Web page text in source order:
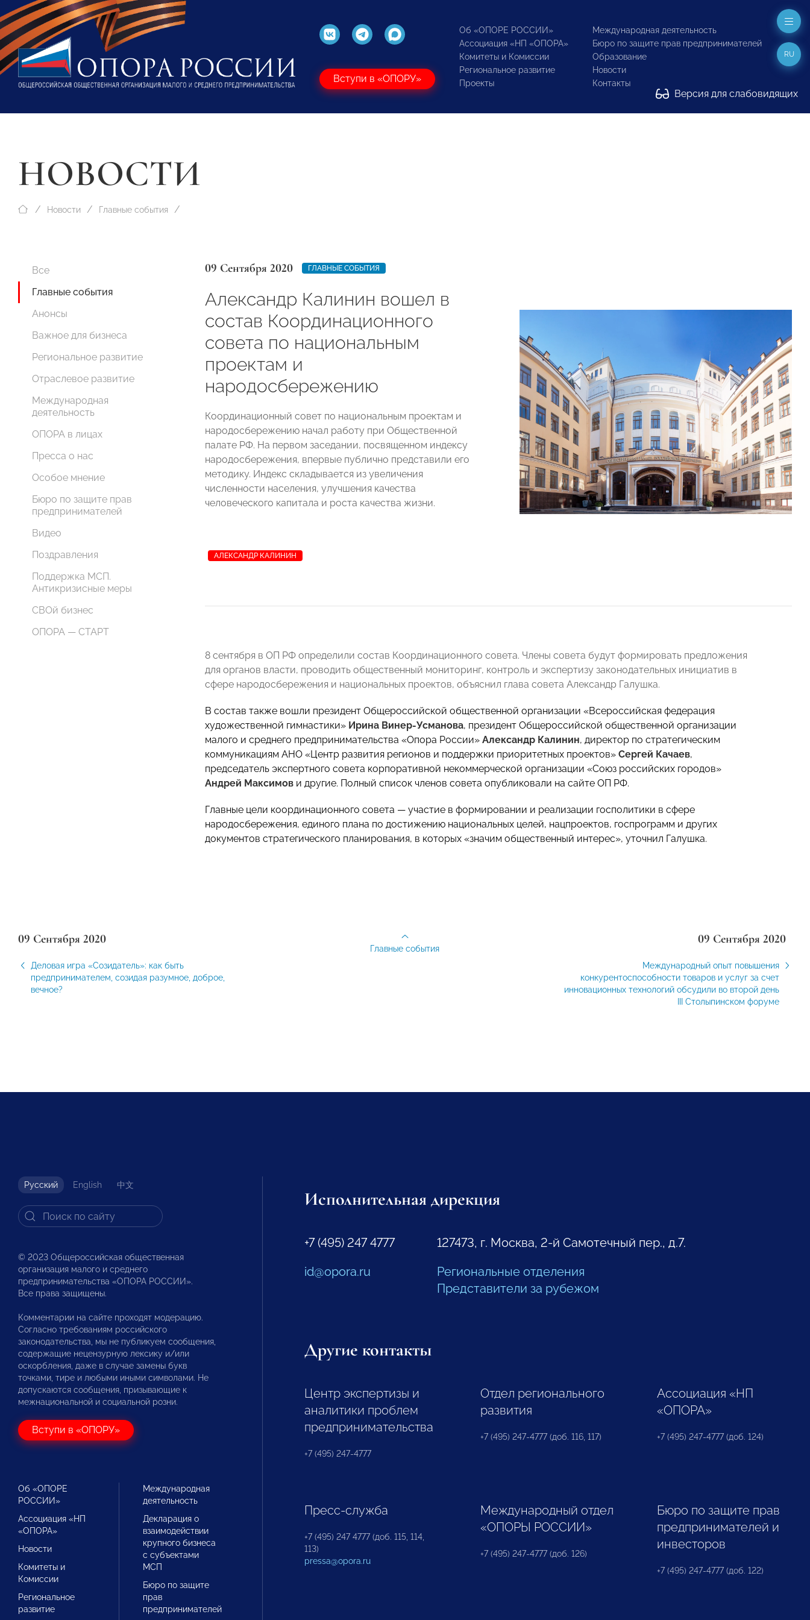
Вступи в «ОПОРУ»
Об «ОПОРЕ РОССИИ»
Ассоциация «НП «ОПОРА»
Комитеты и Комиссии
Региональное развитие
Проекты
Международная деятельность
Бюро по защите прав предпринимателей
Образование
Новости
Контакты
Версия для слабовидящих
RU
НОВОСТИ
Новости Главные события
Все
Главные события
Анонсы
Важное для бизнеса
Региональное развитие
Отраслевое развитие
Международная
деятельность
ОПОРА в лицах
Пресса о нас
Особое мнение
Бюро по защите прав
предпринимателей
Видео
Поздравления
Поддержка МСП.
Антикризисные меры
СВОй бизнес
ОПОРА — СТАРТ
09 Сентября 2020 ГЛАВНЫЕ СОБЫТИЯ
Александр Калинин вошел в
состав Координационного
совета по национальным
проектам и
народосбережению
Координационный совет по национальным проектам и
народосбережению начал работу при Общественной
палате РФ. На первом заседании, посвященном индексу
народосбережения, впервые публично представили его
методику. Индекс складывается из увеличения
численности населения, улучшения качества
человеческого капитала и роста качества жизни.
АЛЕКСАНДР КАЛИНИН
8 сентября в ОП РФ определили состав Координационного совета. Члены совета будут формировать предложения
для органов власти, проводить общественный мониторинг, контроль и экспертизу законодательных инициатив в
сфере народосбережения и национальных проектов, объяснил глава совета Александр Галушка.
В состав также вошли президент Общероссийской общественной организации «Всероссийская федерация
художественной гимнастики» Ирина Винер-Усманова, президент Общероссийской общественной организации
малого и среднего предпринимательства «Опора России» Александр Калинин, директор по стратегическим
коммуникациям АНО «Центр развития регионов и поддержки приоритетных проектов» Сергей Качаев,
председатель экспертного совета корпоративной некоммерческой организации «Союз российских городов»
Андрей Максимов и другие. Полный список членов совета опубликовали на сайте ОП РФ.
Главные цели координационного совета — участие в формировании и реализации госполитики в сфере
народосбережения, единого плана по достижению национальных целей, нацпроектов, госпрограмм и других
документов стратегического планирования, в которых «значим общественный интерес», уточнил Галушка.
09 Сентября 2020
Деловая игра «Созидатель»: как быть
предпринимателем, созидая разумное, доброе,
вечное?
09 Сентября 2020
Международный опыт повышения
конкурентоспособности товаров и услуг за счет
инновационных технологий обсудили во второй день
III Столыпинском форуме
Главные события
Русский English 中文
© 2023 Общероссийская общественная
организация малого и среднего
предпринимательства «ОПОРА РОССИИ».
Все права защищены.
Комментарии на сайте проходят модерацию.
Согласно требованиям российского
законодательства, мы не публикуем сообщения,
содержащие нецензурную лексику и/или
оскорбления, даже в случае замены букв
точками, тире и любыми иными символами. Не
допускаются сообщения, призывающие к
межнациональной и социальной розни.
Вступи в «ОПОРУ»
Об «ОПОРЕ
РОССИИ»
Ассоциация «НП
«ОПОРА»
Новости
Комитеты и
Комиссии
Региональное
развитие
Международная
деятельность
Декларация о
взаимодействии
крупного бизнеса
с субъектами
МСП
Бюро по защите
прав
предпринимателей
Исполнительная дирекция
+7 (495) 247 4777
id@opora.ru
127473, г. Москва, 2-й Самотечный пер., д.7.
Региональные отделения
Представители за рубежом
Другие контакты
Центр экспертизы и
аналитики проблем
предпринимательства
+7 (495) 247-4777
Отдел регионального
развития
+7 (495) 247-4777 (доб. 116, 117)
Ассоциация «НП
«ОПОРА»
+7 (495) 247-4777 (доб. 124)
Пресс-служба
+7 (495) 247 4777 (доб. 115, 114,
113)
pressa@opora.ru
Международный отдел
«ОПОРЫ РОССИИ»
+7 (495) 247-4777 (доб. 126)
Бюро по защите прав
предпринимателей и
инвесторов
+7 (495) 247-4777 (доб. 122)